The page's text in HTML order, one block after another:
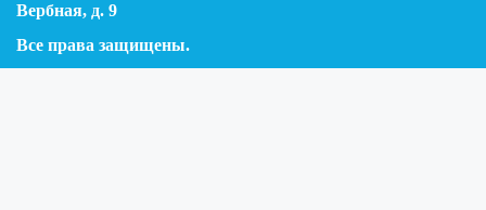
Вербная, д. 9
Все права защищены.